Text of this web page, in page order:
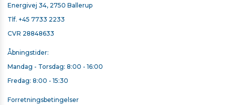
Energivej 34, 2750 Ballerup
Tlf. +45 7733 2233
CVR 28848633
Åbningstider:
Mandag - Torsdag: 8:00 - 16:00
Fredag: 8:00 - 15:30
Forretningsbetingelser